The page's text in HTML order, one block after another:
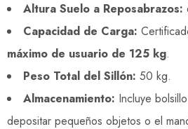
Altura Suelo a Reposabrazos:
Capacidad de Carga:
máximo de usuario de 125 kg.
Peso Total del Sillón: 50 kg.
Almacenamiento: Incluye
depositar pequeños objetos o el